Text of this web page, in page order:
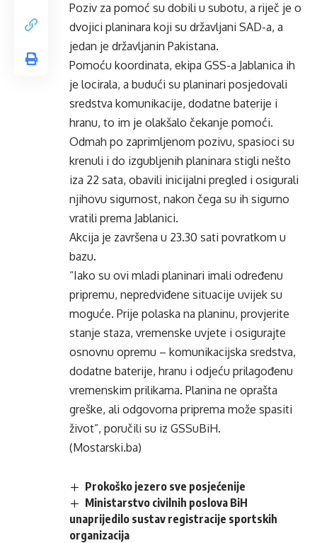
Poziv za pomoć su dobili u subotu, a riječ je o
dvojici planinara koji su državljani SAD-a, a
jedan je državljanin Pakistana.
Pomoću koordinata, ekipa GSS-a Jablanica ih
je locirala, a budući su planinari posjedovali
sredstva komunikacije, dodatne baterije i
hranu, to im je olakšalo čekanje pomoći.
Odmah po zaprimljenom pozivu, spasioci su
krenuli i do izgubljenih planinara stigli nešto
iza 22 sata, obavili inicijalni pregled i osigurali
njihovu sigurnost, nakon čega su ih sigurno
vratili prema Jablanici.
Akcija je završena u 23.30 sati povratkom u
bazu.
“Iako su ovi mladi planinari imali određenu
pripremu, nepredviđene situacije uvijek su
moguće. Prije polaska na planinu, provjerite
stanje staza, vremenske uvjete i osigurajte
osnovnu opremu – komunikacijska sredstva,
dodatne baterije, hranu i odjeću prilagođenu
vremenskim prilikama. Planina ne oprašta
greške, ali odgovorna priprema može spasiti
život”, poručili su iz GSSuBiH.
(Mostarski.ba)
Prokoško jezero sve posjećenije
Ministarstvo civilnih poslova BiH
unaprijedilo sustav registracije sportskih
organizacija